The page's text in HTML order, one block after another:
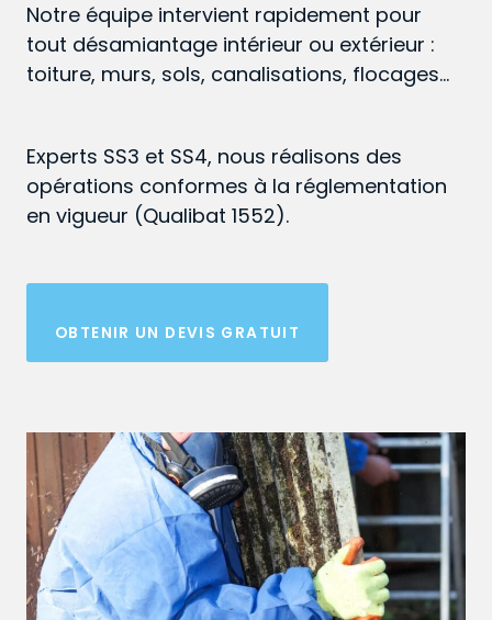
Notre équipe intervient rapidement pour
tout désamiantage intérieur ou extérieur :
toiture, murs, sols, canalisations, flocages…
Experts SS3 et SS4, nous réalisons des
opérations conformes à la réglementation
en vigueur (Qualibat 1552).
OBTENIR UN DEVIS GRATUIT